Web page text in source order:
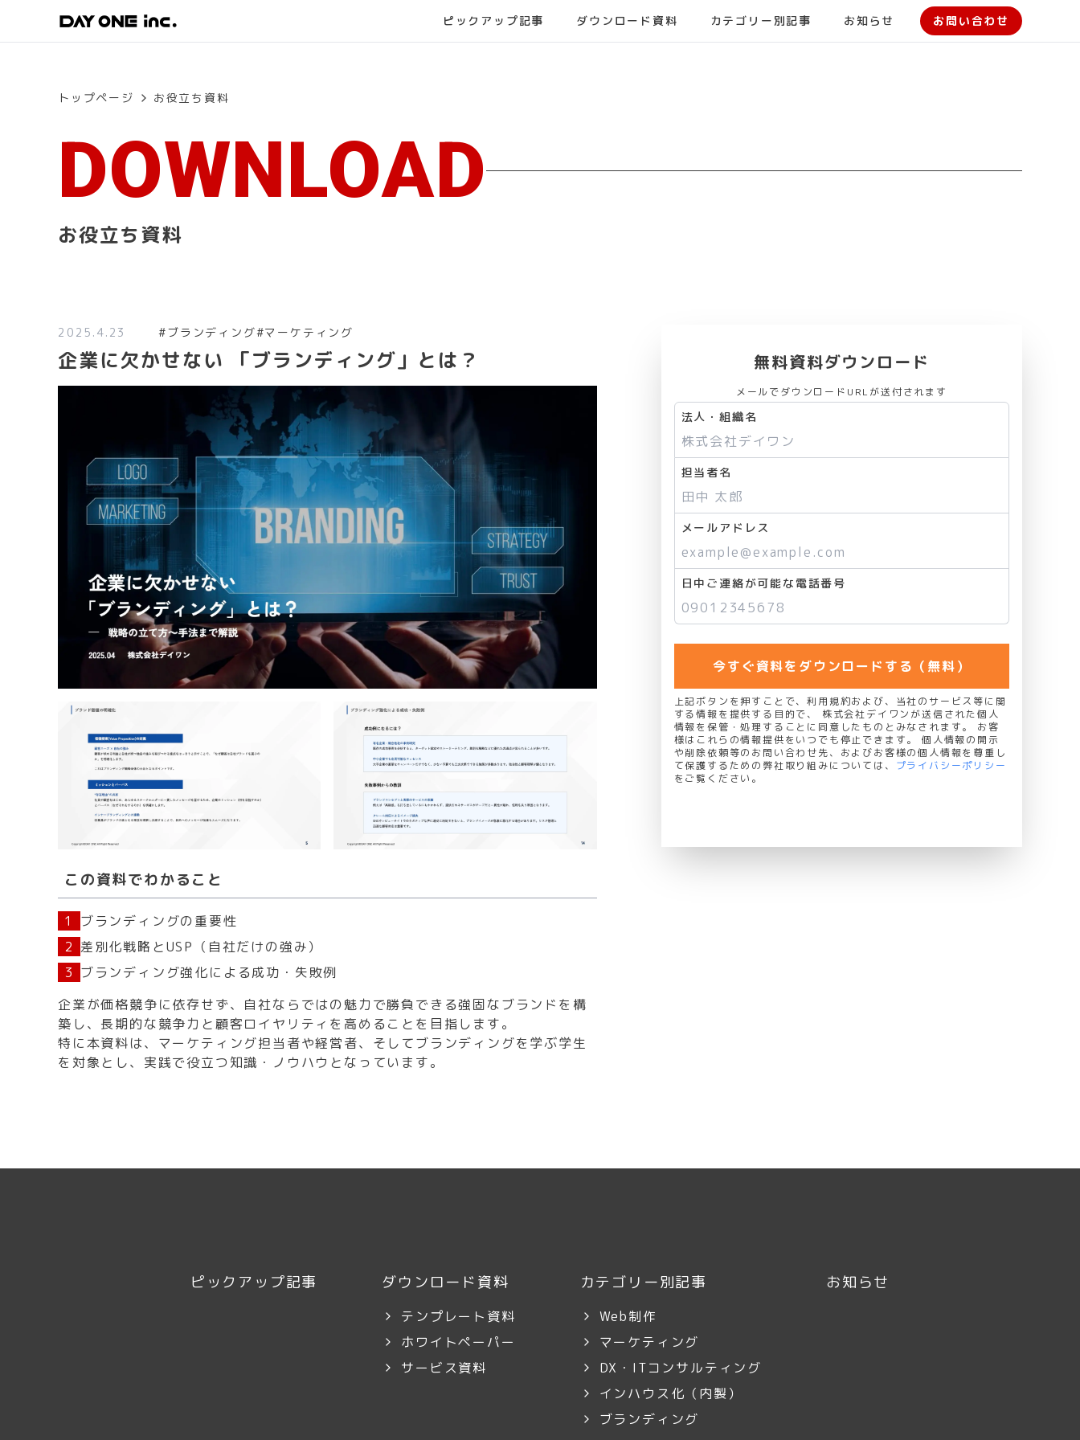
ピックアップ記事 ダウンロード資料 カテゴリー別記事 お知らせ お問い合わせ
トップページ お役立ち資料
DOWNLOAD
お役立ち資料
2025.4.23 #ブランディング#マーケティング
企業に欠かせない 「ブランディング」とは？
この資料でわかること
1
ブランディングの重要性
2 差別化戦略とUSP（自社だけの強み）
3 ブランディング強化による成功・失敗例
企業が価格競争に依存せず、自社ならではの魅力で勝負できる強固なブランドを構
築し、長期的な競争力と顧客ロイヤリティを高めることを目指します。
特に本資料は、マーケティング担当者や経営者、そしてブランディングを学ぶ学生
を対象とし、実践で役立つ知識・ノウハウとなっています。
無料資料ダウンロード
メールでダウンロードURLが送付されます
法人・組織名
担当者名
メールアドレス
日中ご連絡が可能な電話番号
今すぐ資料をダウンロードする（無料）
上記ボタンを押すことで、利用規約および、当社のサービス等に関
する情報を提供する目的で、 株式会社デイワンが送信された個人
情報を保管・処理することに同意したものとみなされます。 お客
様はこれらの情報提供をいつでも停止できます。 個人情報の開示
や削除依頼等のお問い合わせ先、およびお客様の個人情報を尊重し
て保護するための弊社取り組みについては、 プライバシーポリシー
をご覧ください。
ピックアップ記事 ダウンロード資料
テンプレート資料
ホワイトペーパー
サービス資料
カテゴリー別記事
Web制作
マーケティング
DX・ITコンサルティング
インハウス化（内製）
ブランディング
お知らせ